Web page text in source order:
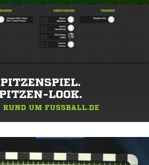
LOOK.
RUND UM FUSSBALL.DE